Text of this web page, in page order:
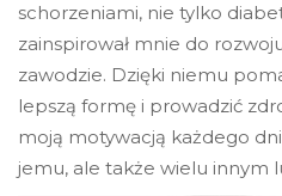
schorzeniami, nie tylko
zainspirował mnie do
zawodzie. Dzięki niemu
lepszą formę i prowadzić
moją motywacją każdego
jemu, ale także wielu innym